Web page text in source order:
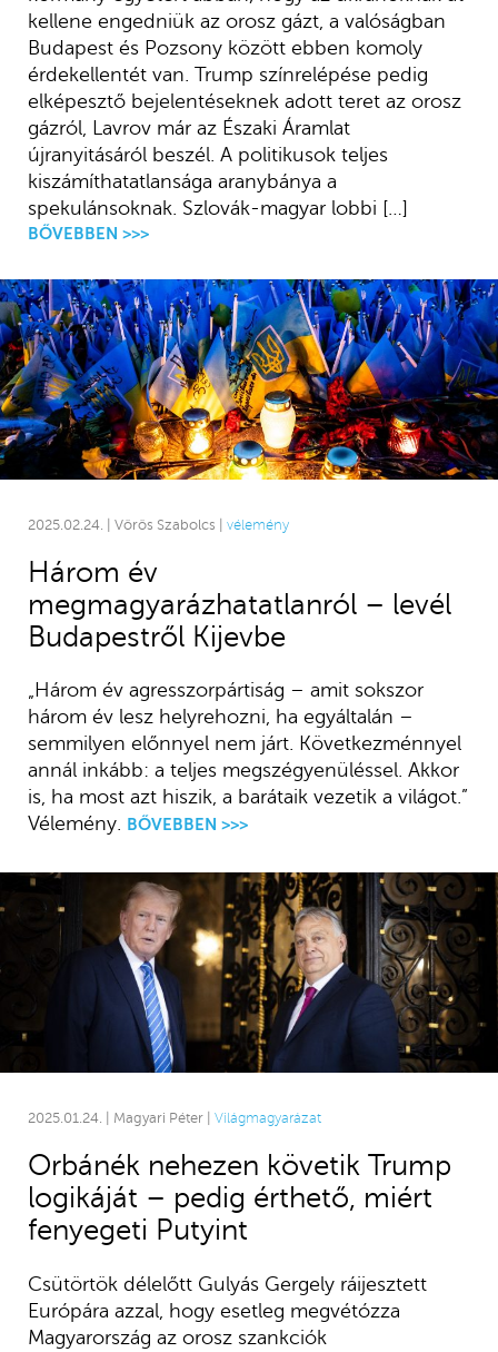
kellene engedniük az orosz gázt, a valóságban
Budapest és Pozsony között ebben komoly
érdekellentét van. Trump színrelépése pedig
elképesztő bejelentéseknek adott teret az orosz
gázról, Lavrov már az Északi Áramlat
újranyitásáról beszél. A politikusok teljes
kiszámíthatatlansága aranybánya a
spekulánsoknak. Szlovák-magyar lobbi […]
BŐVEBBEN >>>
2025.02.24. | Vörös Szabolcs | vélemény
Három év
megmagyarázhatatlanról – levél
Budapestről Kijevbe
„Három év agresszorpártiság – amit sokszor
három év lesz helyrehozni, ha egyáltalán –
semmilyen előnnyel nem járt. Következménnyel
annál inkább: a teljes megszégyenüléssel. Akkor
is, ha most azt hiszik, a barátaik vezetik a világot.”
Vélemény. BŐVEBBEN >>>
2025.01.24. | Magyari Péter | Világmagyarázat
Orbánék nehezen követik Trump
logikáját – pedig érthető, miért
fenyegeti Putyint
Csütörtök délelőtt Gulyás Gergely ráijesztett
Európára azzal, hogy esetleg megvétózza
Magyarország az orosz szankciók